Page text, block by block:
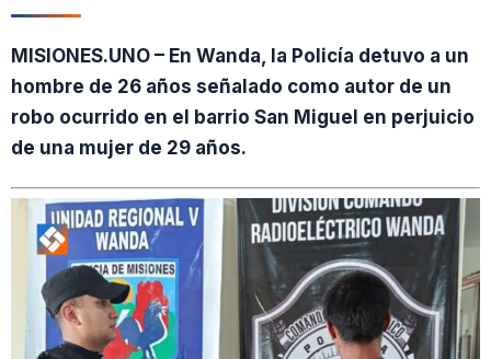
MISIONES.UNO – En Wanda, la Policía detuvo a un
hombre de 26 años señalado como autor de un
robo ocurrido en el barrio San Miguel en perjuicio
de una mujer de 29 años.